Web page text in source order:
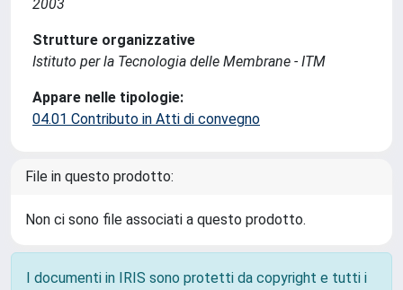
2003
Strutture organizzative
Istituto per la Tecnologia delle Membrane - ITM
Appare nelle tipologie:
04.01 Contributo in Atti di convegno
File in questo prodotto:
Non ci sono file associati a questo prodotto.
I documenti in IRIS sono protetti da copyright e tutti i